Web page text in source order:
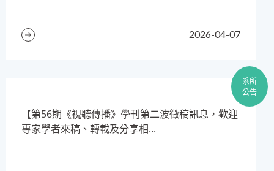
2026-04-07
系所
公告
【第56期《視聽傳播》學刊第二波徵稿訊息，歡迎
專家學者來稿、轉載及分享相...